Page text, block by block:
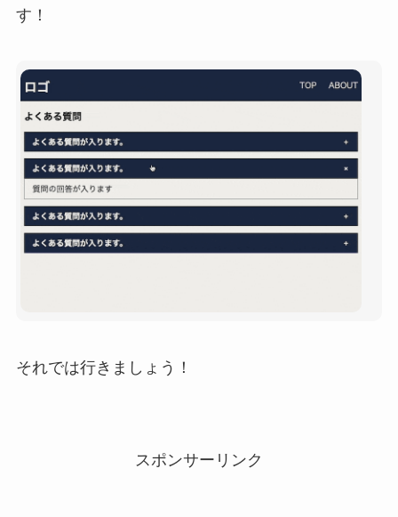
す！
それでは行きましょう！
スポンサーリンク